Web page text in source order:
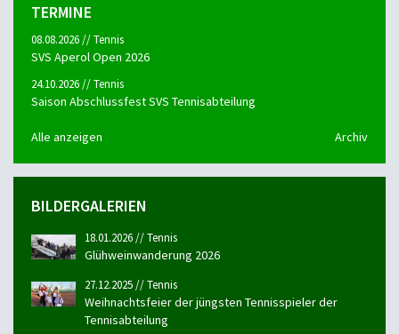
TERMINE
08.08.2026 // Tennis
SVS Aperol Open 2026
24.10.2026 // Tennis
Saison Abschlussfest SVS Tennisabteilung
Alle anzeigen Archiv
BILDERGALERIEN
18.01.2026 // Tennis
Glühweinwanderung 2026
27.12.2025 // Tennis
Weihnachtsfeier der jüngsten Tennisspieler der
Tennisabteilung